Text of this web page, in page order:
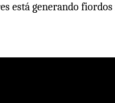
está generando